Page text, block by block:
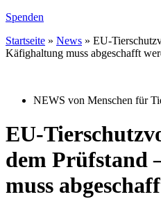
Spenden
Startseite » News » EU-
Käfighaltung muss abgeschafft
NEWS von Menschen für
EU-
dem Prüfstand
muss